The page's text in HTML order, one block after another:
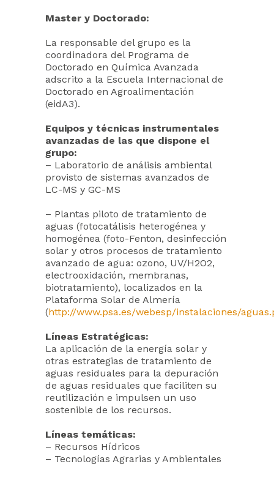
Master y Doctorado:
La responsable del grupo es la
coordinadora del Programa de
Doctorado en Química Avanzada
adscrito a la Escuela Internacional de
Doctorado en Agroalimentación
(eidA3).
Equipos y técnicas instrumentales
avanzadas de las que dispone el
grupo:
– Laboratorio de análisis ambiental
provisto de sistemas avanzados de
LC-MS y GC-MS
– Plantas piloto de tratamiento de
aguas (fotocatálisis heterogénea y
homogénea (foto-Fenton, desinfección
solar y otros procesos de tratamiento
avanzado de agua: ozono, UV/H2O2,
electrooxidación, membranas,
biotratamiento), localizados en la
Plataforma Solar de Almería
(http://www.psa.es/webesp/instalaciones/
Líneas Estratégicas:
La aplicación de la energía solar y
otras estrategias de tratamiento de
aguas residuales para la depuración
de aguas residuales que faciliten su
reutilización e impulsen un uso
sostenible de los recursos.
Líneas temáticas:
– Recursos Hídricos
– Tecnologías Agrarias y Ambientales